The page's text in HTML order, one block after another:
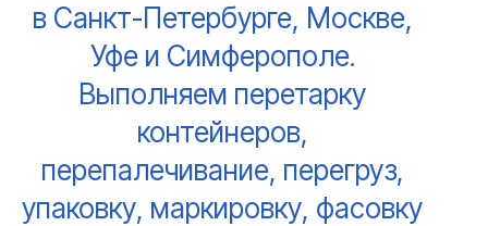
в Санкт-Петербурге, Москве,
Уфе и Симферополе.
Выполняем перетарку
контейнеров,
перепалечивание, перегруз,
упаковку, маркировку, фасовку